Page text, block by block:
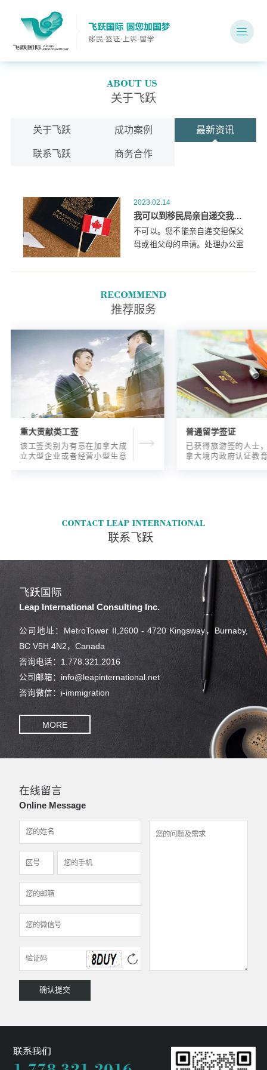
关于飞跃
关于飞跃 成功案例 最新资讯
联系飞跃 商务合作
2023.02.14
我可以到移民局亲自递交我的父母祖父母团聚类申请材料吗？
不可以。您不能亲自递交担保父
母或祖父母的申请。处理办公室
自送达。
推荐服务
重大贡献类工签
该工签类别为有意在加拿大成
立大型企业或者经营小型生意
普通留学签证
已获得旅游签的人士
拿大境内政府认证教
联系飞跃
飞跃国际
Leap International Consulting Inc.
公司地址：MetroTower II,2600 - 4720 Kingsway，Burnaby,
BC V5H 4N2，Canada
咨询电话：1.778.321.2016
公司邮箱：info@leapinternational.net
咨询微信：i-immigration
MORE
在线留言
Online Message